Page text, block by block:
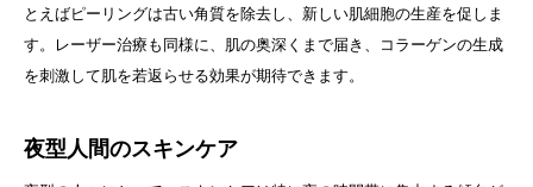
とえばピーリングは古い角質を除去し、新しい肌細胞の生産を促しま
す。レーザー治療も同様に、肌の奥深くまで届き、コラーゲンの生成
を刺激して肌を若返らせる効果が期待できます。
夜型人間のスキンケア